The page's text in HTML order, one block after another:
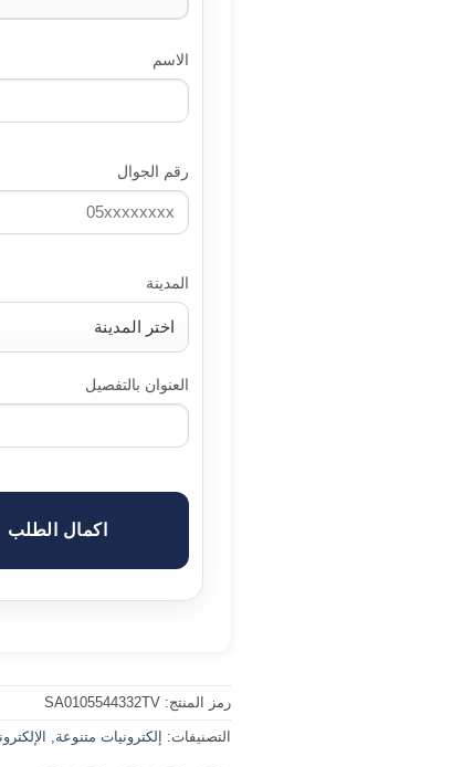
الاسم
رقم الجوال
المدينة
العنوان بالتفصيل
اكمال الطلب
رمز المنتج: SA0105544332TV
التصنيفات: إلكترونيات متنوعة